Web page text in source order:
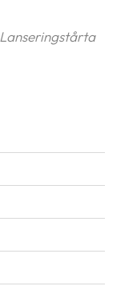
Lanseringstårta